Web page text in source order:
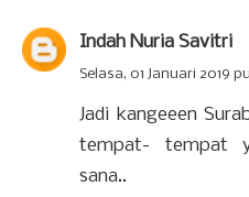
Indah Nuria Savitri
Selasa, 01 Januari 2019
Jadi kangeeen
tempat- tempat
sana..